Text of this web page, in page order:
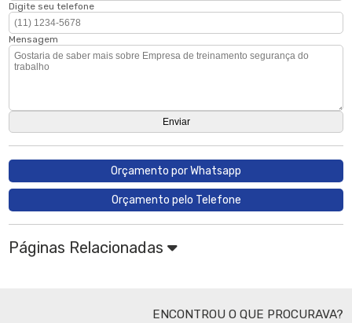
Digite seu telefone
Mensagem
Orçamento por Whatsapp
Orçamento pelo Telefone
Páginas Relacionadas
ENCONTROU O QUE PROCURAVA?